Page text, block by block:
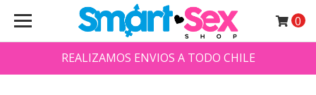
REALIZAMOS ENVIOS A TODO CHILE
0